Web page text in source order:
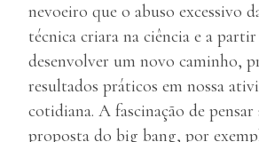
nevoeiro que o abuso excessivo
técnica criara na ciência e a
desenvolver um novo caminho,
resultados práticos em nossa
cotidiana. A fascinação de pensar
proposta do big bang, por